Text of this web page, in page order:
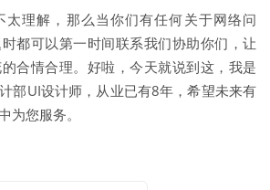
太理解，那么当你们有任何关于网络问
都可以第一时间联系我们协助你们，让
合情合理。好啦，今天就说到这，我是
部UI设计师，从业已有8年，希望未来有
为您服务。